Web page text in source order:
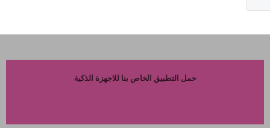
حمل التطبيق الخاص بنا للاجهزة الذكية